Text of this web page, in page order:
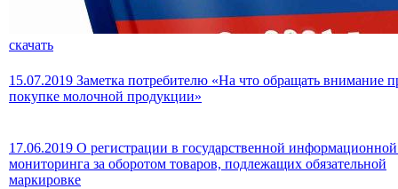
скачать
15.07.2019 Заметка потребителю «На что обращать внимание
покупке молочной продукции»
17.06.2019 О регистрации в государственной
мониторинга за оборотом товаров, подлежащих обязательной
маркировке